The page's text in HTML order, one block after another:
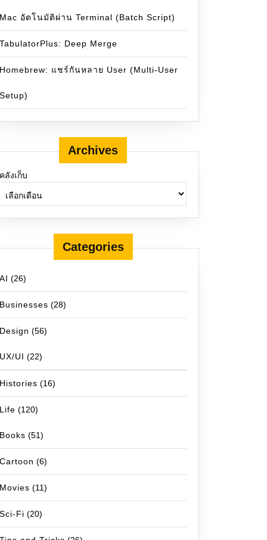
Mac อัตโนมัติผ่าน Terminal (Batch Script)
TabulatorPlus: Deep Merge
Homebrew: แชร์กันหลาย User (Multi-User
Setup)
Archives
คลังเก็บ
Categories
AI (26)
Businesses (28)
Design (56)
UX/UI (22)
Histories (16)
Life (120)
Books (51)
Cartoon (6)
Movies (11)
Sci-Fi (20)